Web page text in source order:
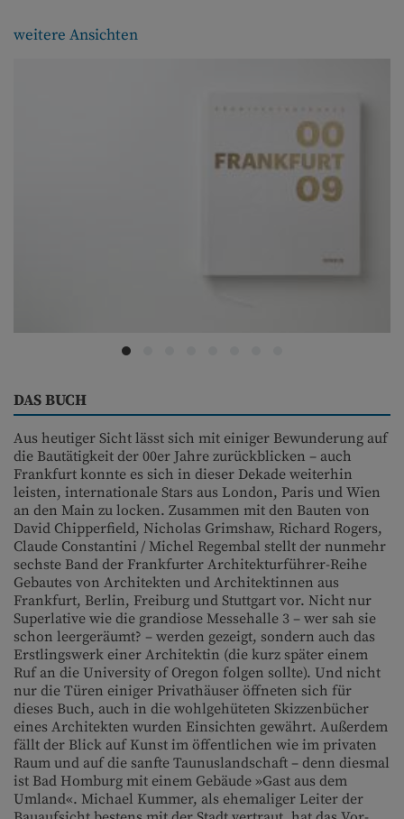
weitere Ansichten
DAS BUCH
Aus heutiger Sicht lässt sich mit einiger Bewunderung auf
die Bautätigkeit der 00er Jahre zurückblicken – auch
Frankfurt konnte es sich in dieser Dekade weiterhin
leisten, internationale Stars aus London, Paris und Wien
an den Main zu locken. Zusammen mit den Bauten von
David Chipperfield, Nicholas Grimshaw, Richard Rogers,
Claude Constantini / Michel Regembal stellt der nunmehr
sechste Band der Frankfurter Architekturführer-Reihe
Gebautes von Architekten und Architektinnen aus
Frankfurt, Berlin, Freiburg und Stuttgart vor. Nicht nur
Superlative wie die grandiose Messehalle 3 – wer sah sie
schon leergeräumt? – werden gezeigt, sondern auch das
Erstlingswerk einer Architektin (die kurz später einem
Ruf an die University of Oregon folgen sollte). Und nicht
nur die Türen einiger Privathäuser öffneten sich für
dieses Buch, auch in die wohlgehüteten Skizzenbücher
eines Architekten wurden Einsichten gewährt. Außerdem
fällt der Blick auf Kunst im öffentlichen wie im privaten
Raum und auf die sanfte Taunuslandschaft – denn diesmal
ist Bad Homburg mit einem Gebäude »Gast aus dem
Umland«. Michael Kummer, als ehemaliger Leiter der